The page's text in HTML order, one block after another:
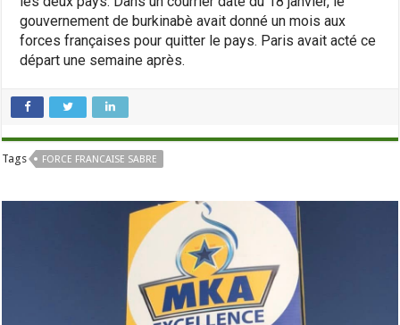
gouvernement de burkinabè avait donné un mois aux
forces françaises pour quitter le pays. Paris avait acté ce
départ une semaine après.
Tags FORCE FRANCAISE SABRE